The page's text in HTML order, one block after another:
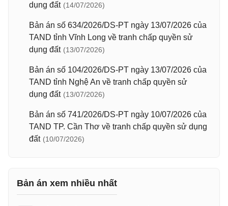
dụng đất (14/07/2026)
Bản án số 634/2026/DS-PT ngày 13/07/2026 của
TAND tỉnh Vĩnh Long về tranh chấp quyền sử
dụng đất (13/07/2026)
Bản án số 104/2026/DS-PT ngày 13/07/2026 của
TAND tỉnh Nghệ An về tranh chấp quyền sử
dụng đất (13/07/2026)
Bản án số 741/2026/DS-PT ngày 10/07/2026 của
TAND TP. Cần Thơ về tranh chấp quyền sử dụng
đất (10/07/2026)
Bản án xem nhiều nhất